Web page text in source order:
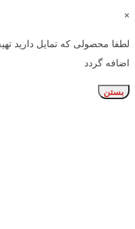
×
لطفا محصولی که تمایل دارید
اضافه گردد
بستن